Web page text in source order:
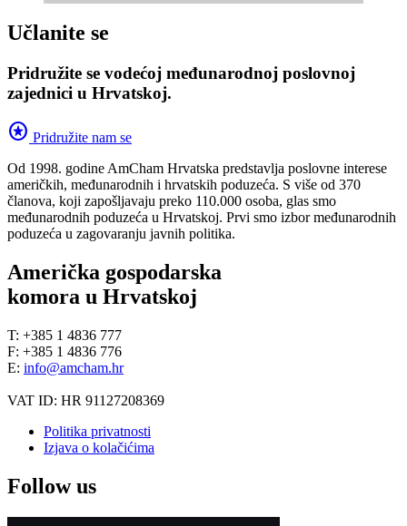
Učlanite se
Pridružite se vodećoj međunarodnoj poslovnoj
zajednici u Hrvatskoj.
stars Pridružite nam se
Od 1998. godine AmCham Hrvatska predstavlja poslovne interese
američkih, međunarodnih i hrvatskih poduzeća. S više od 370
članova, koji zapošljavaju preko 110.000 osoba, glas smo
međunarodnih poduzeća u Hrvatskoj. Prvi smo izbor međunarodnih
poduzeća u zagovaranju javnih politika.
Američka gospodarska
komora u Hrvatskoj
T: +385 1 4836 777
F: +385 1 4836 776
E: info@amcham.hr
VAT ID: HR 91127208369
Politika privatnosti
Izjava o kolačićima
Follow us